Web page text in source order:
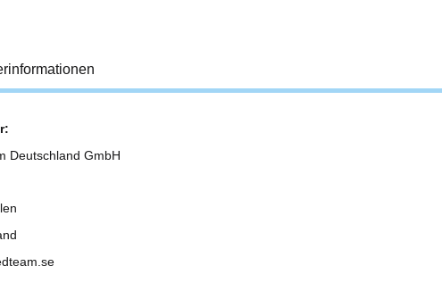
Deutschland GmbH